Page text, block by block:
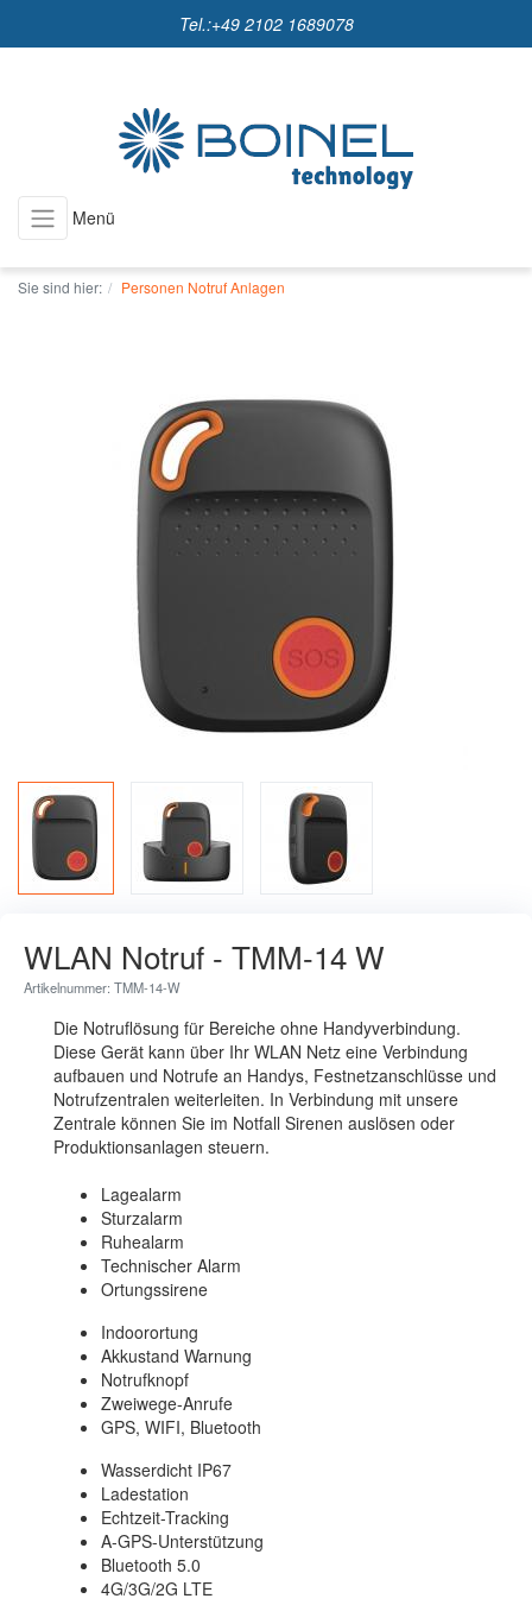
Tel.:+49 2102 1689078
Menü
Sie sind hier: Personen Notruf Anlagen
WLAN Notruf - TMM-14 W
Artikelnummer: TMM-14-W
Die Notruflösung für Bereiche ohne Handyverbindung.
Diese Gerät kann über Ihr WLAN Netz eine Verbindung
aufbauen und Notrufe an Handys, Festnetzanschlüsse und
Notrufzentralen weiterleiten. In Verbindung mit unsere
Zentrale können Sie im Notfall Sirenen auslösen oder
Produktionsanlagen steuern.
Lagealarm
Sturzalarm
Ruhealarm
Technischer Alarm
Ortungssirene
Indoorortung
Akkustand Warnung
Notrufknopf
Zweiwege-Anrufe
GPS, WIFI, Bluetooth
Wasserdicht IP67
Ladestation
Echtzeit-Tracking
A-GPS-Unterstützung
Bluetooth 5.0
4G/3G/2G LTE